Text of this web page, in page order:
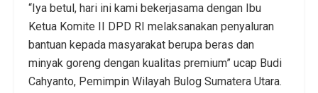
“Iya betul, hari ini kami bekerjasama dengan Ibu
Ketua Komite II DPD RI melaksanakan penyaluran
bantuan kepada masyarakat berupa beras dan
minyak goreng dengan kualitas premium” ucap Budi
Cahyanto, Pemimpin Wilayah Bulog Sumatera Utara.